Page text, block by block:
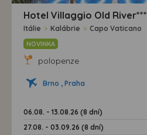
Hotel Villaggio Old River***
Itálie > Kalábrie > Capo Vaticano
NOVINKA
polopenze
Brno , Praha
06.08. - 13.08.26 (8 dní)
27.08. - 03.09.26 (8 dní)